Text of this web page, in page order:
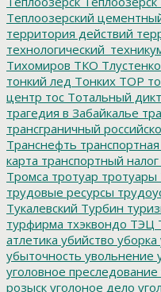
Теплоозерский
территория действий
Тихомиров ТКО Тлустенко
тонкий лед Тонких ТОР
центр тос Тотальный
трагедия в Забайкалье
трансграничный
Транснефть
карта транспортный налог
Тромса тротуар тротуары
трудовые ресурсы
Тукалевский Турбин
турфирма тхэквондо ТЭЦ
атлетика убийство уборка
убыточность увольнение
уголовное преследование
розыск уголоное дело